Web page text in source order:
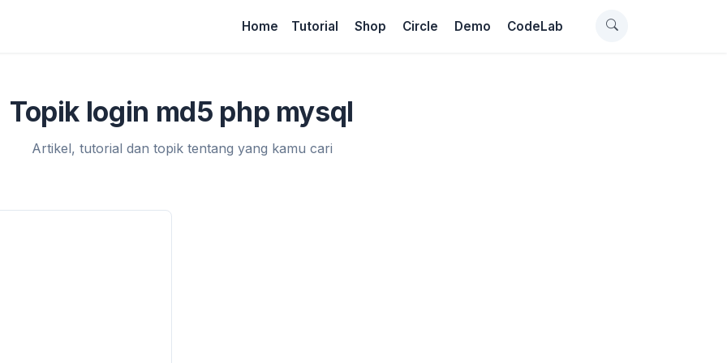
Home Tutorial Shop Circle Demo CodeLab
Topik login md5 php mysql
Artikel, tutorial dan topik tentang yang kamu cari